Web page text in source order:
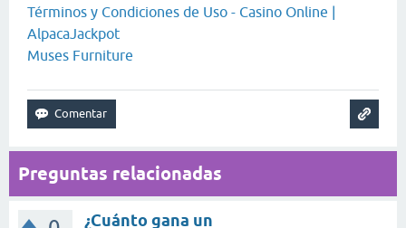
Términos y Condiciones de Uso - Casino Online |
AlpacaJackpot
Muses Furniture
Preguntas relacionadas
¿Cuánto gana un